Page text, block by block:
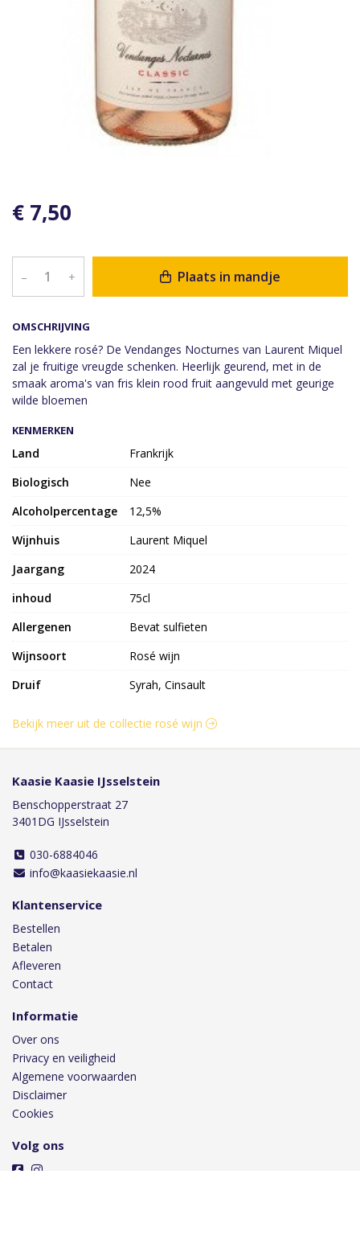
OMSCHRIJVING
Een lekkere rosé? De Vendanges Nocturnes van Laurent Miquel
zal je fruitige vreugde schenken. Heerlijk geurend, met in de
smaak aroma's van fris klein rood fruit aangevuld met geurige
wilde bloemen
€ 7,50
– + Plaats in mandje
KENMERKEN
Land
Frankrijk
Biologisch
Nee
Alcoholpercentage
12,5%
Wijnhuis
Laurent Miquel
Jaargang
2024
inhoud
75cl
Allergenen
Bevat sulfieten
Wijnsoort
Rosé wijn
Druif
Syrah, Cinsault
Bekijk meer uit de collectie rosé wijn
Kaasie Kaasie IJsselstein
Benschopperstraat 27
3401DG IJsselstein
030-6884046
info@kaasiekaasie.nl
Klantenservice
Bestellen
Betalen
Afleveren
Contact
Informatie
Over ons
Privacy en veiligheid
Algemene voorwaarden
Disclaimer
Cookies
Volg ons